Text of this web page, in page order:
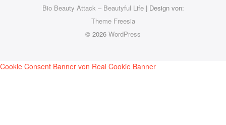
Bio Beauty Attack – Beautyful Life| Design von:
Theme Freesia
© 2026 WordPress
Cookie Consent Banner von Real Cookie Banner